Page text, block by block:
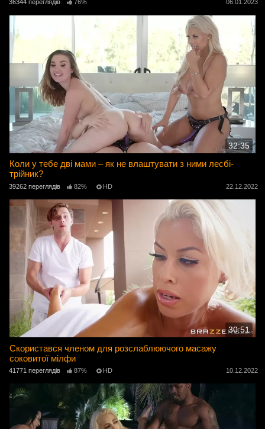
36344 переглядів 76% 06.01.2023
32:35
Коли у тебе дві мами – як не влаштувати з ними лесбі-
трійник?
39262 переглядів 82% HD 22.12.2022
30:51
Скористався членом для розслаблюючого масажу
соковитої мілфи
41771 переглядів 87% HD 10.12.2022